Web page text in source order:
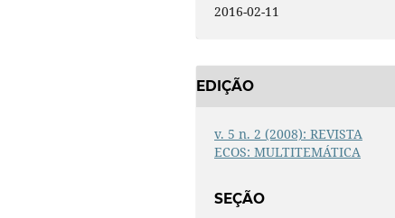
2016-02-11
EDIÇÃO
v. 5 n. 2 (2008): REVISTA
ECOS: MULTITEMÁTICA
SEÇÃO